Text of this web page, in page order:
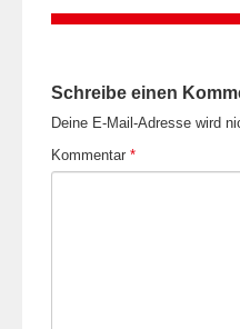
Schreibe einen
Deine E-Mail-Adresse wird
Kommentar *